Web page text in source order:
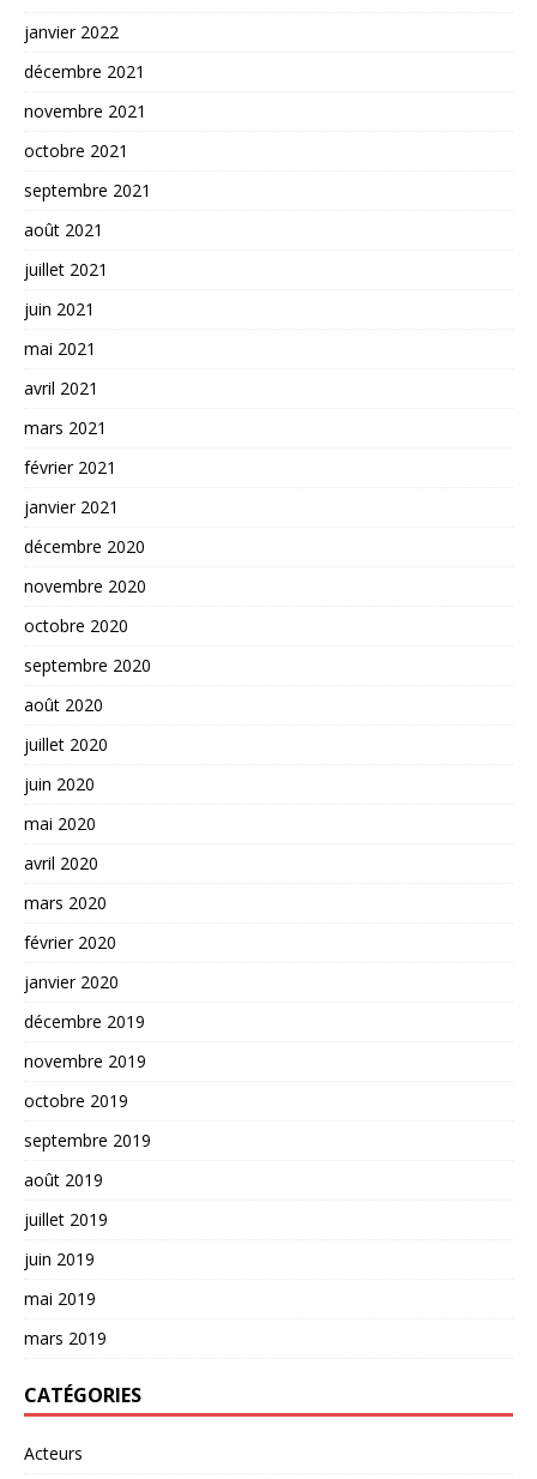
janvier 2022
décembre 2021
novembre 2021
octobre 2021
septembre 2021
août 2021
juillet 2021
juin 2021
mai 2021
avril 2021
mars 2021
février 2021
janvier 2021
décembre 2020
novembre 2020
octobre 2020
septembre 2020
août 2020
juillet 2020
juin 2020
mai 2020
avril 2020
mars 2020
février 2020
janvier 2020
décembre 2019
novembre 2019
octobre 2019
septembre 2019
août 2019
juillet 2019
juin 2019
mai 2019
mars 2019
CATÉGORIES
Acteurs